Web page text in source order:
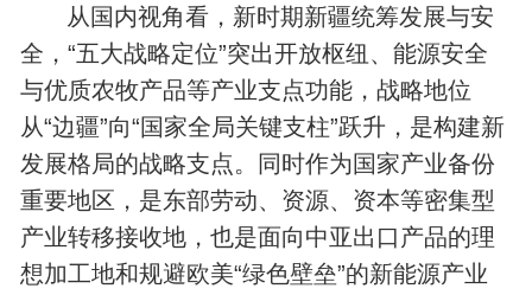
从国内视角看，新时期新疆统筹发展与安
全，“五大战略定位”突出开放枢纽、能源安全
与优质农牧产品等产业支点功能，战略地位
从“边疆”向“国家全局关键支柱”跃升，是构建新
发展格局的战略支点。同时作为国家产业备份
重要地区，是东部劳动、资源、资本等密集型
产业转移接收地，也是面向中亚出口产品的理
想加工地和规避欧美“绿色壁垒”的新能源产业